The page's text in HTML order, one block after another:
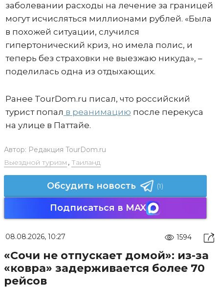
заболевании расходы на лечение за границей
могут исчисляться миллионами рублей. «Была
в похожей ситуации, случился
гипертонический криз, но имела полис, и
теперь без страховки не выезжаю никуда», –
поделилась одна из отдыхающих.
Ранее TourDom.ru писал, что российский
турист попал в реанимацию после перекуса
на улице в Паттайе.
Автор: Редакция TourDom.ru
Выездной туризм , Таиланд
Обсудить новость (1)
Подписаться в MAX
08.08.2026, 10:27 1594
«Сочи не отпускает домой»: из-за
«ковра» задерживается более 70
рейсов